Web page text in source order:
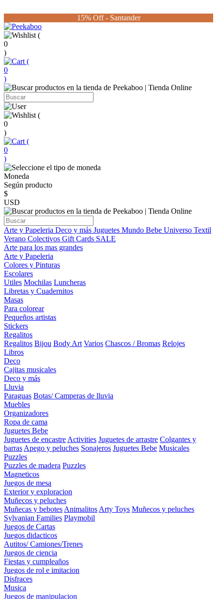
15% Off - Santander
(
0
)
(
0
)
(
0
)
(
0
)
Moneda
Según producto
$
USD
Arte y Papeleria Deco y más Juguetes Mundo Bebe Universo Textil
Verano Colectivos Gift Cards SALE
Arte para los mas grandes
Arte y Papeleria
Colores y Pinturas
Escolares
Utiles Mochilas Luncheras
Libretas y Cuadernitos
Masas
Para colorear
Pequeños artistas
Stickers
Regalitos
Regalitos Bijou Body Art Varios Chascos / Bromas Relojes
Libros
Deco
Cajitas musicales
Deco y más
Lluvia
Paraguas Botas/ Camperas de lluvia
Muebles
Organizadores
Ropa de cama
Juguetes Bebe
Juguetes de encastre Activities Juguetes de arrastre Colgantes y
barras Apego y peluches Sonajeros Juguetes Bebe Musicales
Puzzles
Puzzles de madera Puzzles
Magneticos
Juegos de mesa
Exterior y exploracion
Muñecos y peluches
Muñecas y bebotes Animalitos Arty Toys Muñecos y peluches
Sylvanian Families Playmobil
Juegos de Cartas
Juegos didacticos
Autitos/ Camiones/Trenes
Juegos de ciencia
Fiestas y cumpleaños
Juegos de rol e imitacion
Disfraces
Musica
Juegos de manipulacion